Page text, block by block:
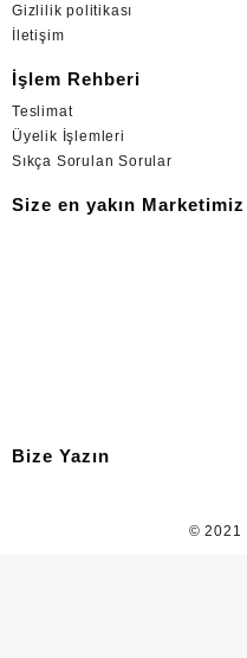
Gizlilik politikası
İletişim
İşlem Rehberi
Teslimat
Üyelik İşlemleri
Sıkça Sorulan Sorular
Size en yakın Marketimiz
Bize Yazın
© 2021